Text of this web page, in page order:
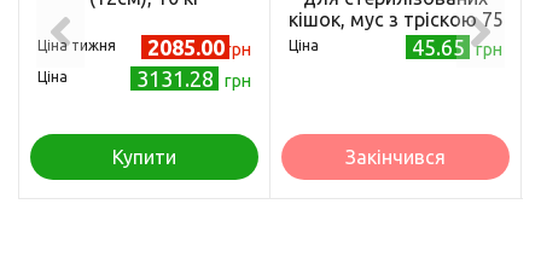
Ціна тижня 2085.00 грн
Ціна 3131.28 грн
Купити
кішок, мус з тріскою 75
Ціна 45.65 грн
Закінчився